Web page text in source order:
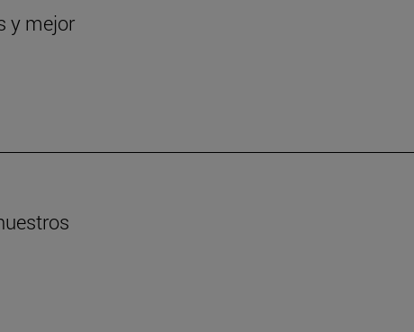
y mejor